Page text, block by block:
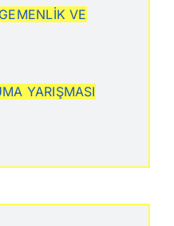
VE
YARIŞMASI